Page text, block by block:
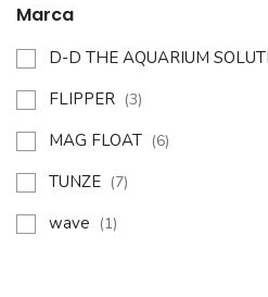
Marca
FLIPPER (3)
MAG FLOAT (6)
TUNZE (7)
wave (1)